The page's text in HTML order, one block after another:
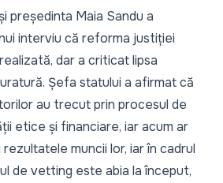
președinta Maia Sandu a
interviu că reforma justiției
, dar a criticat lipsa
Șefa statului a afirmat că
au trecut prin procesul de
etice și financiare, iar acum ar
muncii lor, iar în cadrul
de vetting este abia la început,